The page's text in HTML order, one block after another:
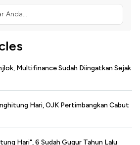
Anda...
Multifinance Sudah Diingatkan Sejak
Hari, OJK Pertimbangkan Cabut
Hari", 6 Sudah Gugur Tahun Lalu